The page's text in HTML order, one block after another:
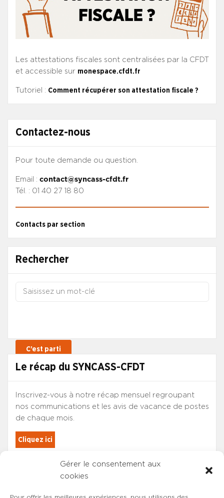
Gérer le consentement aux
cookies
Les attestations fiscales sont centralisées par la CFDT
et accessible sur monespace.cfdt.fr
Tutoriel : Comment récupérer son attestation fiscale ?
Contactez-nous
Pour toute demande ou question.
Email : contact@syncass-cfdt.fr
Tél. : 01 40 27 18 80
Contacts par section
Rechercher
Le récap du SYNCASS-CFDT
Inscrivez-vous à notre récap mensuel regroupant
nos communications et les avis de vacance de postes
de chaque mois.
Cliquez ici
Les adhérents du SYNCASS-CFDT
sont automatiquement inscrits.